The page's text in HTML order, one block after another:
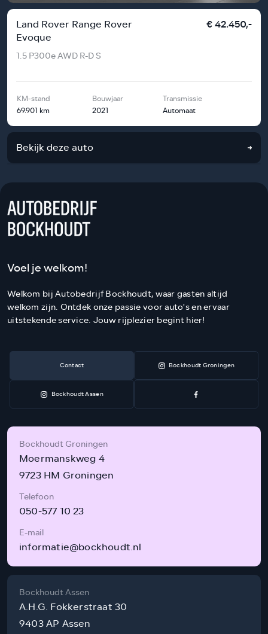
Land Rover Range Rover
Evoque
1.5 P300e AWD R-D S
€ 42.450,-
KM-stand
69.901 km
Bouwjaar
2021
Transmissie
Automaat
Bekijk deze auto
Voel je welkom!
Welkom bij Autobedrijf Bockhoudt, waar gasten altijd
welkom zijn. Ontdek onze passie voor auto's en ervaar
uitstekende service. Jouw rijplezier begint hier!
Contact Bockhoudt Groningen
Bockhoudt Assen
Bockhoudt Groningen
Moermanskweg 4
9723 HM Groningen
Telefoon
050-577 10 23
E-mail
informatie@bockhoudt.nl
Bockhoudt Assen
A.H.G. Fokkerstraat 30
9403 AP Assen